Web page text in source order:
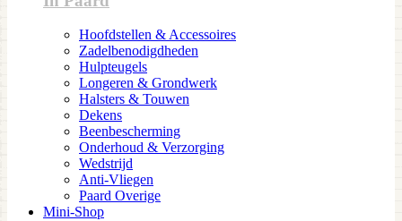
Hoofdstellen & Accessoires
Zadelbenodigdheden
Hulpteugels
Longeren & Grondwerk
Halsters & Touwen
Dekens
Beenbescherming
Onderhoud & Verzorging
Wedstrijd
Anti-Vliegen
Paard Overige
Mini-Shop